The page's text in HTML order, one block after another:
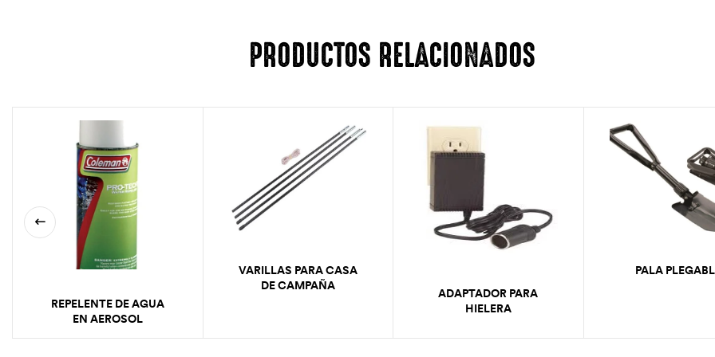
PRODUCTOS RELACIONADOS
REPELENTE DE AGUA
EN AEROSOL
VARILLAS PARA CASA
DE CAMPAÑA
ADAPTADOR PARA
HIELERA
PALA